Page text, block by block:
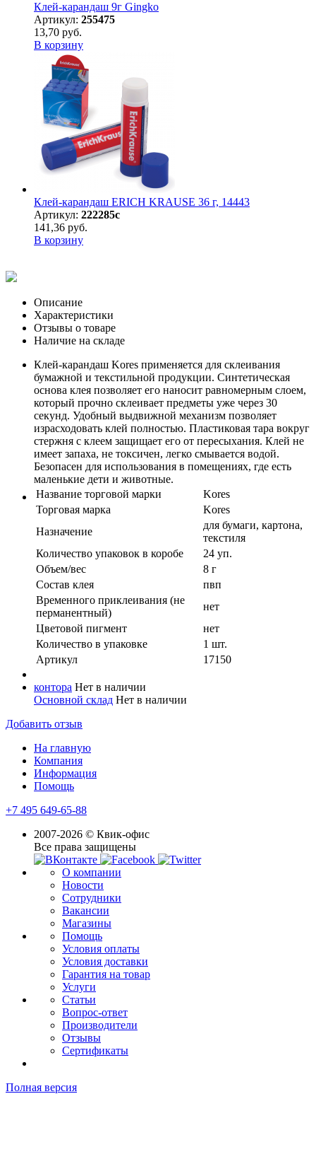
Клей-карандаш 9г Gingko
Артикул: 255475
13,70 руб.
В корзину
Клей-карандаш ERICH KRAUSE 36 г, 14443
Артикул: 222285с
141,36 руб.
В корзину
Описание
Характеристики
Отзывы о товаре
Наличие на складе
Клей-карандаш Kores применяется для склеивания
бумажной и текстильной продукции. Синтетическая
основа клея позволяет его наносит равномерным слоем,
который прочно склеивает предметы уже через 30
секунд. Удобный выдвижной механизм позволяет
израсходовать клей полностью. Пластиковая тара вокруг
стержня с клеем защищает его от пересыхания. Клей не
имеет запаха, не токсичен, легко смывается водой.
Безопасен для использования в помещениях, где есть
маленькие дети и животные.
Название торговой марки
Kores
Торговая марка
Kores
Назначение
для бумаги, картона,
текстиля
Количество упаковок в коробе
24 уп.
Объем/вес
8 г
Состав клея
пвп
Временного приклеивания (не
перманентный)
нет
Цветовой пигмент
нет
Количество в упaковке
1 шт.
Артикул
17150
контора Нет в наличии
Основной склад Нет в наличии
Добавить отзыв
На главную
Компания
Информация
Помощь
+7 495 649-65-88
2007-2026 © Квик-офис
Все права защищены
О компании
Новости
Сотрудники
Вакансии
Магазины
Помощь
Условия оплаты
Условия доставки
Гарантия на товар
Услуги
Статьи
Вопрос-ответ
Производители
Отзывы
Сертификаты
Полная версия